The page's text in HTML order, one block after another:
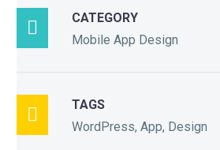

CATEGORY
Mobile App Design

TAGS
WordPress, App, Design